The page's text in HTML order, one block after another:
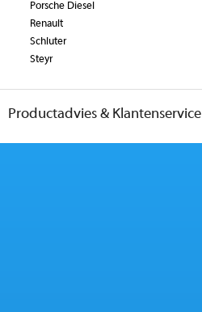
Porsche Diesel
Renault
Schluter
Steyr
Productadvies & Klantenservice